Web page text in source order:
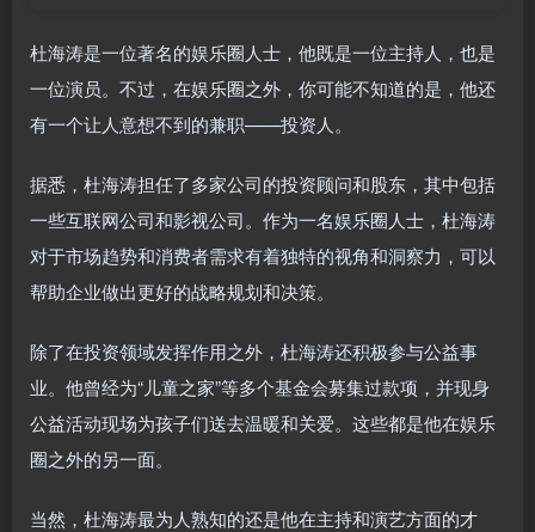
杜海涛是一位著名的娱乐圈人士，他既是一位主持人，也是
一位演员。不过，在娱乐圈之外，你可能不知道的是，他还
有一个让人意想不到的兼职——投资人。
据悉，杜海涛担任了多家公司的投资顾问和股东，其中包括
一些互联网公司和影视公司。作为一名娱乐圈人士，杜海涛
对于市场趋势和消费者需求有着独特的视角和洞察力，可以
帮助企业做出更好的战略规划和决策。
除了在投资领域发挥作用之外，杜海涛还积极参与公益事
业。他曾经为“儿童之家”等多个基金会募集过款项，并现身
公益活动现场为孩子们送去温暖和关爱。这些都是他在娱乐
圈之外的另一面。
当然，杜海涛最为人熟知的还是他在主持和演艺方面的才